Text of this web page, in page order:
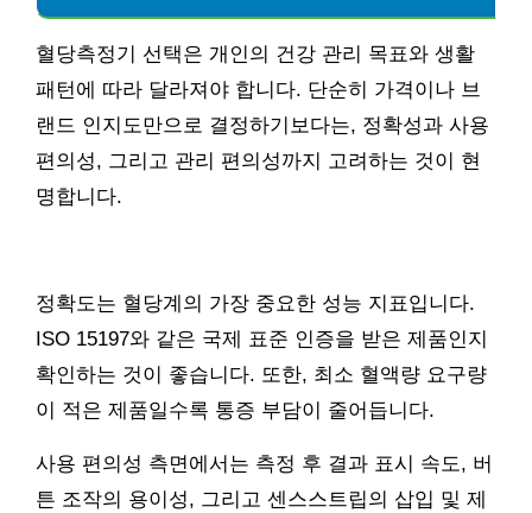
혈당측정기 선택은 개인의 건강 관리 목표와 생활
패턴에 따라 달라져야 합니다. 단순히 가격이나 브
랜드 인지도만으로 결정하기보다는, 정확성과 사용
편의성, 그리고 관리 편의성까지 고려하는 것이 현
명합니다.
정확도는 혈당계의 가장 중요한 성능 지표입니다.
ISO 15197와 같은 국제 표준 인증을 받은 제품인지
확인하는 것이 좋습니다. 또한, 최소 혈액량 요구량
이 적은 제품일수록 통증 부담이 줄어듭니다.
사용 편의성 측면에서는 측정 후 결과 표시 속도, 버
튼 조작의 용이성, 그리고 센스스트립의 삽입 및 제